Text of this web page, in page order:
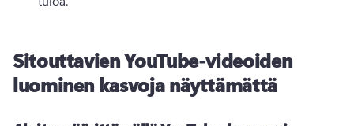
Sitouttavien YouTube-videoiden
luominen kasvoja näyttämättä